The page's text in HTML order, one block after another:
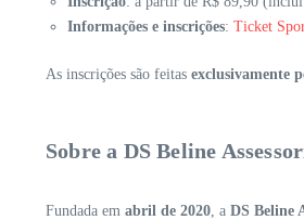
Informações e inscrições: Ticket
As inscrições são feitas exclusivamente
Sobre a DS Beline
Fundada em abril de 2020, a DS Beline